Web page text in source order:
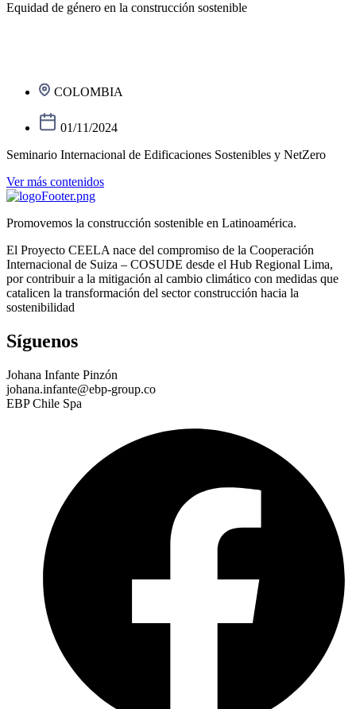
Equidad de género en la construcción sostenible
COLOMBIA
01/11/2024
Seminario Internacional de Edificaciones Sostenibles y NetZero
Ver más contenidos
Promovemos la construcción sostenible en Latinoamérica.
El Proyecto CEELA nace del compromiso de la Cooperación
Internacional de Suiza – COSUDE desde el Hub Regional Lima,
por contribuir a la mitigación al cambio climático con medidas que
catalicen la transformación del sector construcción hacia la
sostenibilidad
Síguenos
Johana Infante Pinzón
johana.infante@ebp-group.co
EBP Chile Spa